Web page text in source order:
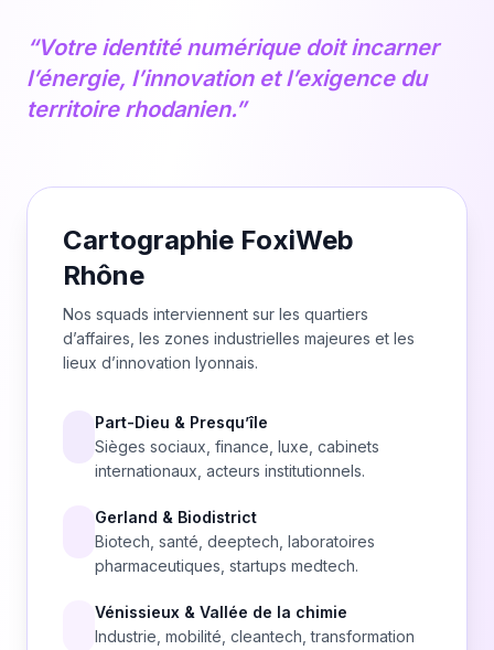
“Votre identité numérique doit incarner
l’énergie, l’innovation et l’exigence du
territoire rhodanien.”
Cartographie FoxiWeb
Rhône
Nos squads interviennent sur les quartiers
d’affaires, les zones industrielles majeures et les
lieux d’innovation lyonnais.
Part-Dieu & Presqu’île
Sièges sociaux, finance, luxe, cabinets
internationaux, acteurs institutionnels.
Gerland & Biodistrict
Biotech, santé, deeptech, laboratoires
pharmaceutiques, startups medtech.
Vénissieux & Vallée de la chimie
Industrie, mobilité, cleantech, transformation